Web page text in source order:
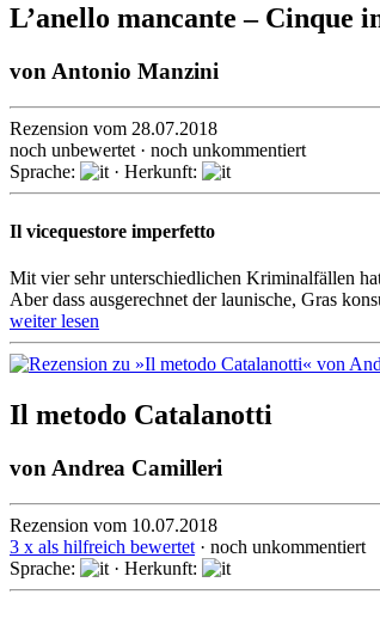
L’anello mancante – Cinque
von Antonio Manzini
Rezension vom 28.07.2018
noch unbewertet · noch unkommentiert
Sprache:
· Herkunft:
Il vicequestore imperfetto
Mit vier sehr unterschiedlichen Kriminalfällen
Aber dass ausge­rechnet der launi­sche, Gras
weiter lesen
Il metodo Catalanotti
von Andrea Camilleri
Rezension vom 10.07.2018
3 x als hilfreich bewertet · noch unkommentiert
Sprache:
· Herkunft: